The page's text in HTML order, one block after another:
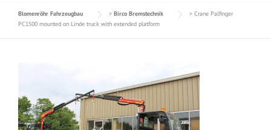
Blomenröhr Fahrzeugbau > Birco Bremstechnik > Crane Palfinger
PC1500 mounted on Linde truck with extended platform